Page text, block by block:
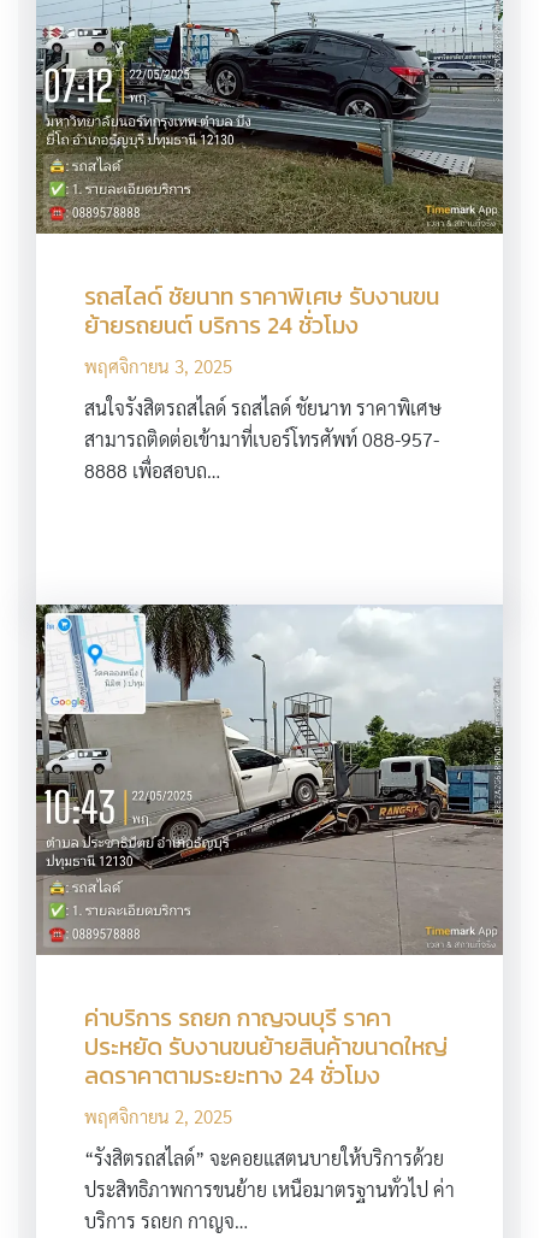
รถสไลด์ ชัยนาท ราคาพิเศษ รับงานขน
ย้ายรถยนต์ บริการ 24 ชั่วโมง
พฤศจิกายน 3, 2025
สนใจรังสิตรถสไลด์ รถสไลด์ ชัยนาท ราคาพิเศษ
สามารถติดต่อเข้ามาที่เบอร์โทรศัพท์ 088-957-
8888 เพื่อสอบถ…
ค่าบริการ รถยก กาญจนบุรี ราคา
ประหยัด รับงานขนย้ายสินค้าขนาดใหญ่
ลดราคาตามระยะทาง 24 ชั่วโมง
พฤศจิกายน 2, 2025
“รังสิตรถสไลด์” จะคอยแสตนบายให้บริการด้วย
ประสิทธิภาพการขนย้าย เหนือมาตรฐานทั่วไป ค่า
บริการ รถยก กาญจ…